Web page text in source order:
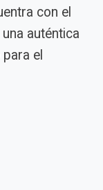
con el
auténtica
el